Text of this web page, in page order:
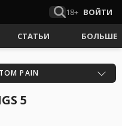
18+ ВОЙТИ
СТАТЬИ БОЛЬШЕ
PAIN
5